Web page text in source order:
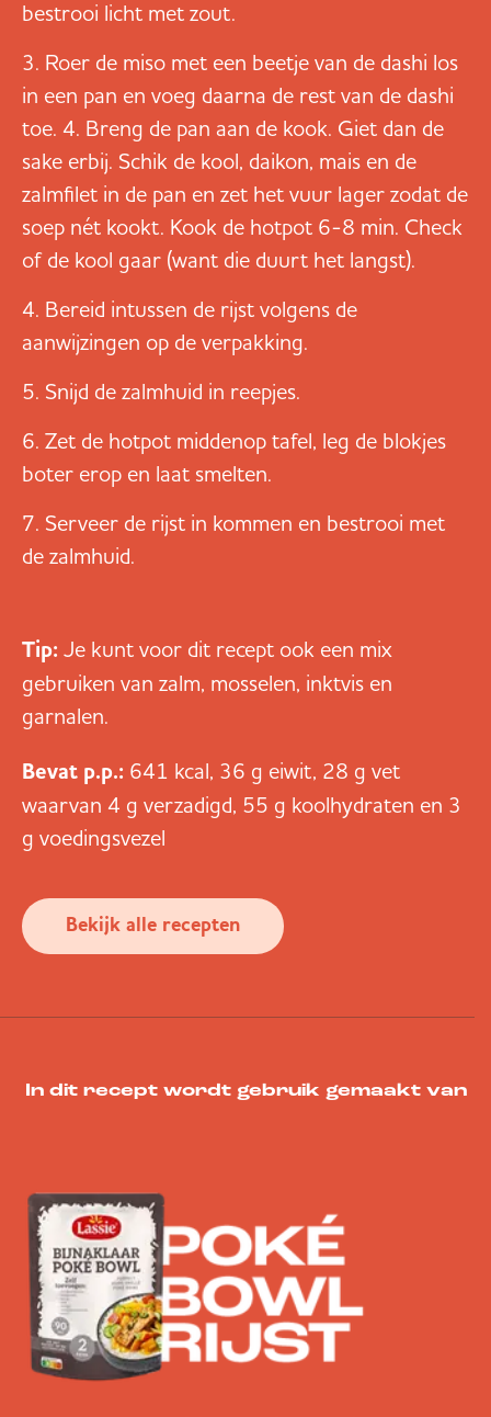
bestrooi licht met zout.
Roer de miso met een beetje van de dashi los
in een pan en voeg daarna de rest van de dashi
toe. 4. Breng de pan aan de kook. Giet dan de
sake erbij. Schik de kool, daikon, mais en de
zalmfilet in de pan en zet het vuur lager zodat de
soep nét kookt. Kook de hotpot 6-8 min. Check
of de kool gaar (want die duurt het langst).
Bereid intussen de rijst volgens de
aanwijzingen op de verpakking.
Snijd de zalmhuid in reepjes.
Zet de hotpot middenop tafel, leg de blokjes
boter erop en laat smelten.
Serveer de rijst in kommen en bestrooi met
de zalmhuid.
Tip: Je kunt voor dit recept ook een mix
gebruiken van zalm, mosselen, inktvis en
garnalen.
Bevat p.p.: 641 kcal, 36 g eiwit, 28 g vet
waarvan 4 g verzadigd, 55 g koolhydraten en 3
g voedingsvezel
Bekijk alle recepten
In dit recept wordt gebruik gemaakt van